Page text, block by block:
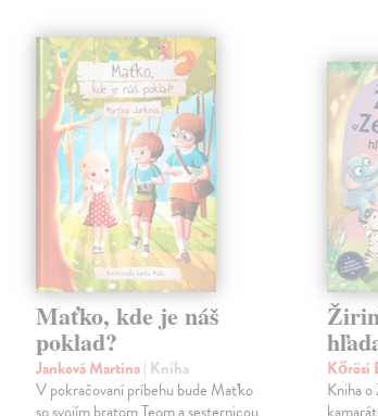
Maťko, kde je náš
poklad?
Janková Martina| Kniha
V pokračovaní príbehu bude Maťko
Kőrösi
Kniha